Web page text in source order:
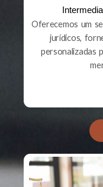
Oferecemos um
jurídicos,
personalizadas